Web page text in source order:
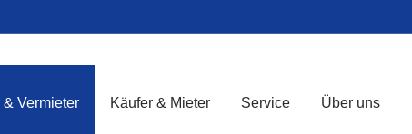
Vermieter Käufer & Mieter Service Über uns